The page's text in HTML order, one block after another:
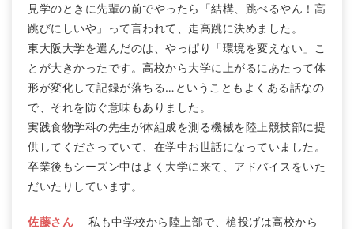
見学のときに先輩の前でやったら「結構、跳べるやん！高
跳びにしいや」って言われて、走高跳に決めました。
東大阪大学を選んだのは、やっぱり「環境を変えない」こ
とが大きかったです。高校から大学に上がるにあたって体
形が変化して記録が落ちる…ということもよくある話なの
で、それを防ぐ意味もありました。
実践食物学科の先生が体組成を測る機械を陸上競技部に提
供してくださっていて、在学中お世話になっていました。
卒業後もシーズン中はよく大学に来て、アドバイスをいた
だいたりしています。
佐藤さん 私も中学校から陸上部で、槍投げは高校から